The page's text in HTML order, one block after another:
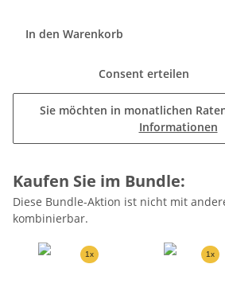
In den Warenkorb
Consent erteilen
Sie möchten in monatlichen
Informationen
Kaufen Sie im Bundle:
Diese Bundle-Aktion ist nicht mit
kombinierbar.
1x 1x